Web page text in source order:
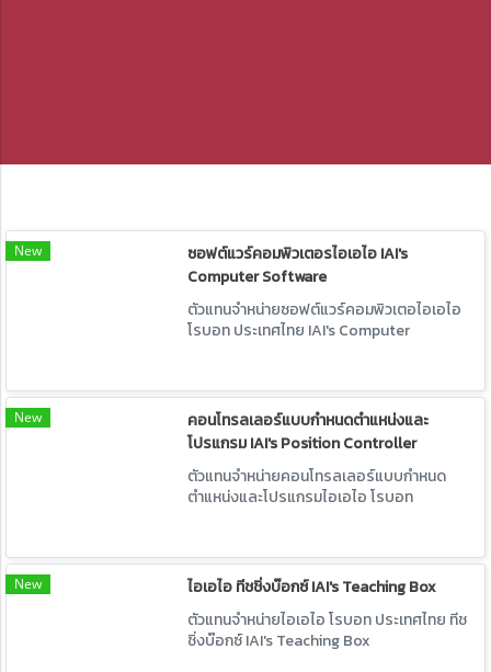
New
ซอฟต์แวร์คอมพิวเตอรไอเอไอ IAI's
Computer Software
ตัวแทนจำหน่ายซอฟต์แวร์คอมพิวเตอไอเอไอ
โรบอท ประเทศไทย IAI's Computer
New
คอนโทรลเลอร์แบบกำหนดตำแหน่งและ
โปรแกรม IAI's Position Controller
ตัวแทนจำหน่ายคอนโทรลเลอร์แบบกำหนด
ตำแหน่งและโปรแกรมไอเอไอ โรบอท
New
ไอเอไอ ทีชชิ่งบ๊อกซ์ IAI's Teaching Box
ตัวแทนจำหน่ายไอเอไอ โรบอท ประเทศไทย ทีช
ชิ่งบ๊อกซ์ IAI's Teaching Box